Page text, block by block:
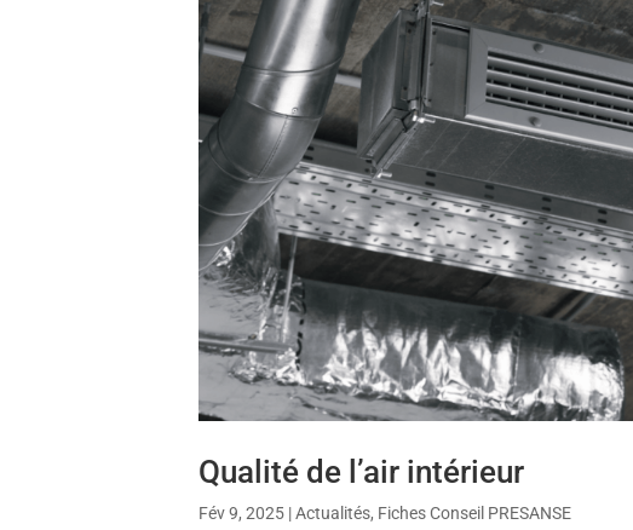
Qualité de l’air intérieur
Fév 9, 2025 |Actualités, Fiches Conseil PRESANSE